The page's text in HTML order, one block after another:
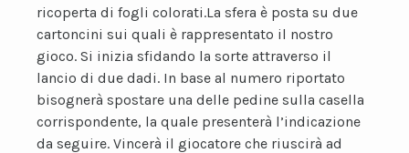
ricoperta di fogli colorati.La sfera è posta su due
cartoncini sui quali è rappresentato il nostro
gioco. Si inizia sfidando la sorte attraverso il
lancio di due dadi. In base al numero riportato
bisognerà spostare una delle pedine sulla casella
corrispondente, la quale presenterà l’indicazione
da seguire. Vincerà il giocatore che riuscirà ad